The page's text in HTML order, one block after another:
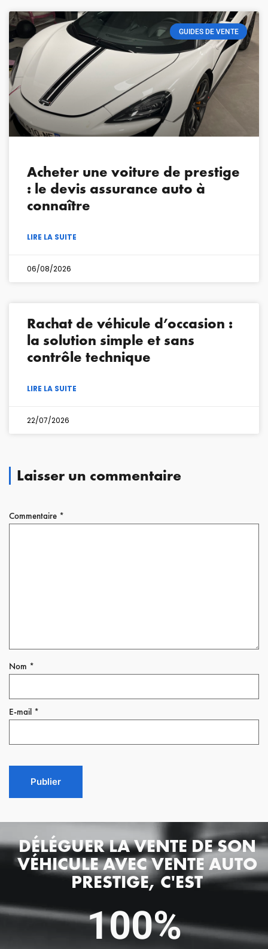
GUIDES DE VENTE
Acheter une voiture de prestige
: le devis assurance auto à
connaître
LIRE LA SUITE
06/08/2026
Rachat de véhicule d’occasion :
la solution simple et sans
contrôle technique
LIRE LA SUITE
22/07/2026
Laisser un commentaire
Commentaire *
Nom *
E-mail *
DÉLÉGUER LA VENTE DE SON
VÉHICULE AVEC VENTE AUTO
PRESTIGE, C'EST
100%